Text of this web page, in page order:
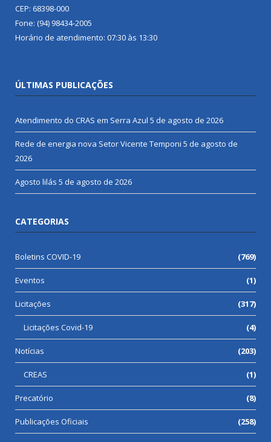
CEP: 68398-000
Fone: (94) 98434-2005
Horário de atendimento: 07:30 às 13:30
ÚLTIMAS PUBLICAÇÕES
Atendimento do CRAS em Serra Azul 5 de agosto de 2026
Rede de energia nova Setor Vicente Temponi 5 de agosto de
2026
Agosto lilás 5 de agosto de 2026
CATEGORIAS
Boletins COVID-19 (769)
Eventos (1)
Licitações (317)
Licitações Covid-19 (4)
Notícias (203)
CREAS (1)
Precatório (8)
Publicações Oficiais (258)